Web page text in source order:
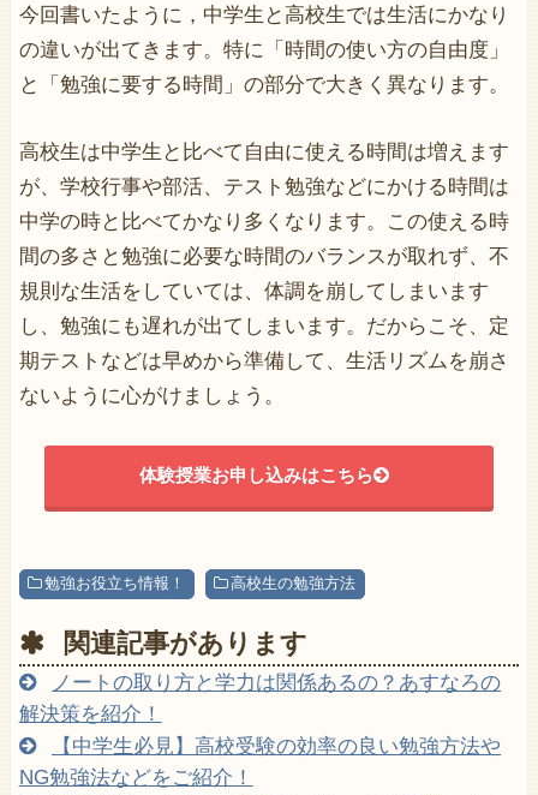
今回書いたように，中学生と高校生では生活にかなり
の違いが出てきます。特に「時間の使い方の自由度」
と「勉強に要する時間」の部分で大きく異なります。
高校生は中学生と比べて自由に使える時間は増えます
が、学校行事や部活、テスト勉強などにかける時間は
中学の時と比べてかなり多くなります。この使える時
間の多さと勉強に必要な時間のバランスが取れず、不
規則な生活をしていては、体調を崩してしまいます
し、勉強にも遅れが出てしまいます。だからこそ、定
期テストなどは早めから準備して、生活リズムを崩さ
ないように心がけましょう。
体験授業お申し込みはこちら
勉強お役立ち情報！ 高校生の勉強方法
関連記事があります
ノートの取り方と学力は関係あるの？あすなろの
解決策を紹介！
【中学生必見】高校受験の効率の良い勉強方法や
NG勉強法などをご紹介！